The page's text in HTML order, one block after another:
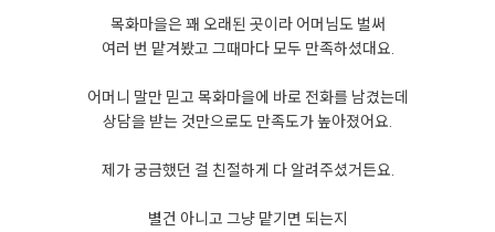
목화마을은 꽤 오래된 곳이라 어머님도 벌써
여러 번 맡겨봤고 그때마다 모두 만족하셨대요.
어머니 말만 믿고 목화마을에 바로 전화를 남겼는데
상담을 받는 것만으로도 만족도가 높아졌어요.
제가 궁금했던 걸 친절하게 다 알려주셨거든요.
별건 아니고 그냥 맡기면 되는지